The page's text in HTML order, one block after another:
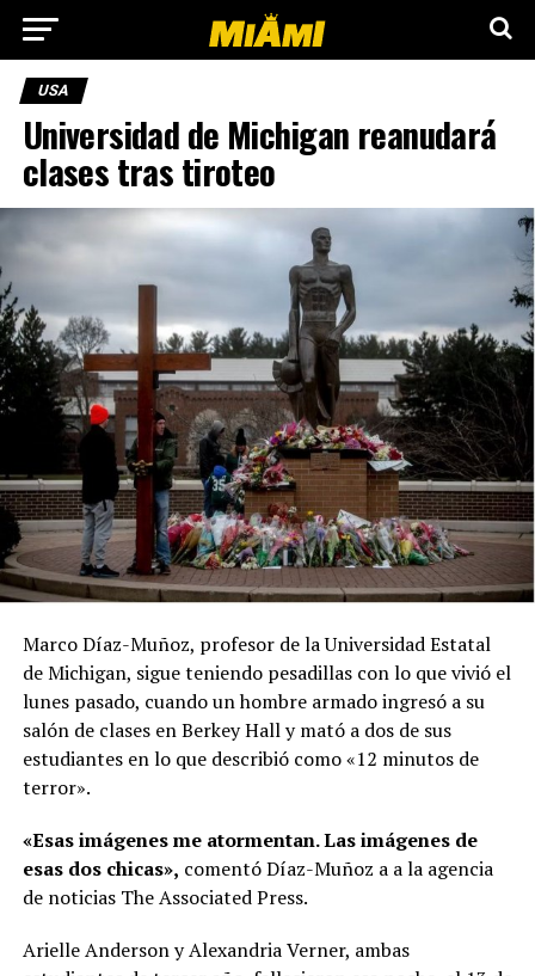
USA
Universidad de Michigan reanudará
clases tras tiroteo
Marco Díaz-Muñoz, profesor de la Universidad Estatal
de Michigan, sigue teniendo pesadillas con lo que vivió el
lunes pasado, cuando un hombre armado ingresó a su
salón de clases en Berkey Hall y mató a dos de sus
estudiantes en lo que describió como «12 minutos de
terror».
«Esas imágenes me atormentan. Las imágenes de
esas dos chicas», comentó Díaz-Muñoz a a la agencia
de noticias The Associated Press.
Arielle Anderson y Alexandria Verner, ambas